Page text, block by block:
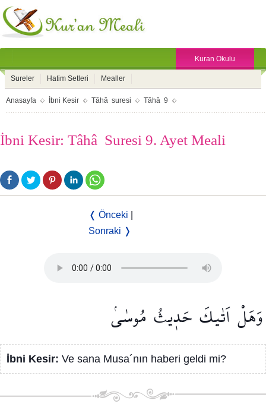
Kuran Okulu
Sureler Hatim Setleri Mealler
Anasayfa İbni Kesir Tâhâ suresi Tâhâ 9
İbni Kesir: Tâhâ Suresi 9. Ayet Meali
❬ Önceki
Sonraki ❭
وَهَلْاَتٰيكَ حَد۪يثُ مُوسٰىۢ
İbni Kesir: Ve sana Musa´nın haberi geldi mi?